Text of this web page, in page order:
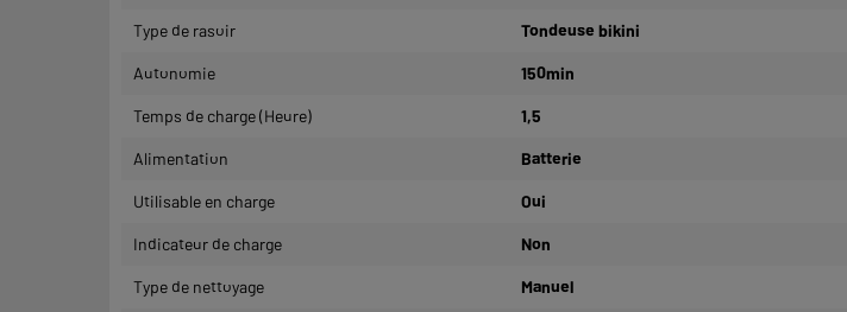
Type de rasoir Tondeuse bikini
Autonomie 150min
Temps de charge (Heure) 1,5
Alimentation Batterie
Utilisable en charge Oui
Indicateur de charge Non
Type de nettoyage Manuel